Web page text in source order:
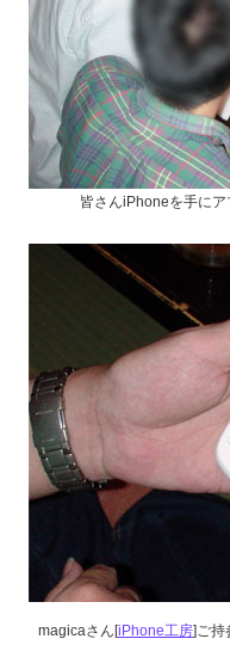
皆さんiPhoneを手にア
magicaさん[iPhone工房]ご持